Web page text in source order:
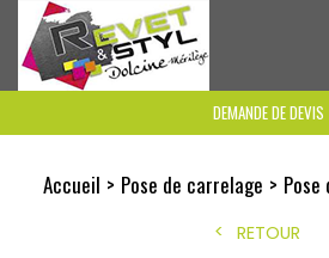
DEMANDE DE DEVIS
Accueil Pose de carrelage
RETOUR